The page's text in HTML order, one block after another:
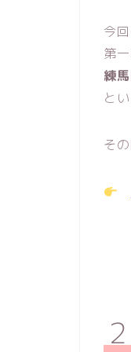
今
第
練
と
そ